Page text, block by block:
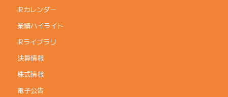
IRカレンダー
業績ハイライト
IRライブラリ
決算情報
株式情報
電子公告